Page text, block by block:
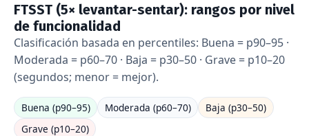
FTSST (5× levantar-sentar): rangos por nivel
de funcionalidad
Clasificación basada en percentiles: Buena = p90–95 ·
Moderada = p60–70 · Baja = p30–50 · Grave = p10–20
(segundos; menor = mejor).
Buena (p90–95) Moderada (p60–70)
Baja (p30–50)
Grave (p10–20)